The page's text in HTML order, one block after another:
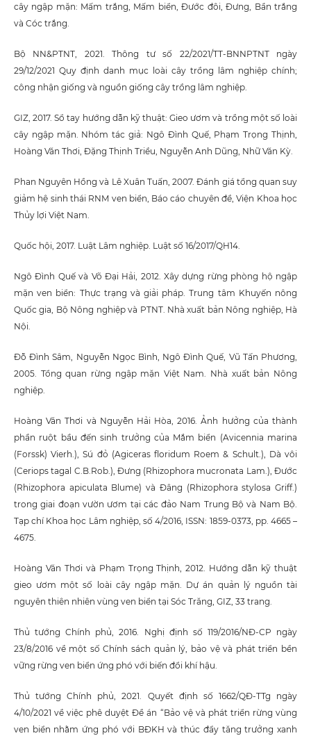
cây ngập mặn: Mấm trắng, Mấm biển, Đước đôi, Đưng, Bần trắng
và Cóc trắng.
Bộ NN&PTNT, 2021. Thông tư số 22/2021/TT-BNNPTNT ngày
29/12/2021 Quy định danh mục loài cây trồng lâm nghiệp chính;
công nhận giống và nguồn giống cây trồng lâm nghiệp.
GIZ, 2017. Sổ tay hướng dẫn kỹ thuật: Gieo ươm và trồng một số loài
cây ngập mặn. Nhóm tác giả: Ngô Đình Quế, Phạm Trọng Thịnh,
Hoàng Văn Thơi, Đặng Thịnh Triều, Nguyễn Anh Dũng, Nhữ Văn Kỳ.
Phan Nguyên Hồng và Lê Xuân Tuấn, 2007. Đánh giá tổng quan suy
giảm hệ sinh thái RNM ven biển, Báo cáo chuyên đề, Viện Khoa học
Thủy lợi Việt Nam.
Quốc hội, 2017. Luật Lâm nghiệp. Luật số 16/2017/QH14.
Ngô Đình Quế và Võ Đại Hải, 2012. Xây dựng rừng phòng hộ ngập
mặn ven biển: Thực trạng và giải pháp. Trung tâm Khuyến nông
Quốc gia, Bộ Nông nghiệp và PTNT. Nhà xuất bản Nông nghiệp, Hà
Nội.
Đỗ Đình Sâm, Nguyễn Ngọc Bình, Ngô Đình Quế, Vũ Tấn Phương,
2005. Tổng quan rừng ngập mặn Việt Nam. Nhà xuất bản Nông
nghiệp.
Hoàng Văn Thơi và Nguyễn Hải Hòa, 2016. Ảnh hưởng của thành
phần ruột bầu đến sinh trưởng của Mắm biển (Avicennia marina
(Forssk) Vierh.), Sú đỏ (Agiceras floridum Roem & Schult.), Dà vôi
(Ceriops tagal C.B.Rob.), Đưng (Rhizophora mucronata Lam.), Đước
(Rhizophora apiculata Blume) và Đâng (Rhizophora stylosa Griff.)
trong giai đoạn vườn ươm tại các đảo Nam Trung Bộ và Nam Bộ.
Tạp chí Khoa học Lâm nghiệp, số 4/2016, ISSN: 1859-0373, pp. 4665 –
4675.
Hoàng Văn Thơi và Phạm Trọng Thịnh, 2012. Hướng dẫn kỹ thuật
gieo ươm một số loài cây ngập mặn. Dự án quản lý nguồn tài
nguyên thiên nhiên vùng ven biển tại Sóc Trăng, GIZ, 33 trang.
Thủ tướng Chính phủ, 2016. Nghị định số 119/2016/NĐ-CP ngày
23/8/2016 về một số Chính sách quản lý, bảo vệ và phát triển bền
vững rừng ven biển ứng phó với biến đổi khí hậu.
Thủ tướng Chính phủ, 2021. Quyết định số 1662/QĐ-TTg ngày
4/10/2021 về việc phê duyệt Đề án “Bảo vệ và phát triển rừng vùng
ven biển nhằm ứng phó với BĐKH và thúc đẩy tăng trưởng xanh